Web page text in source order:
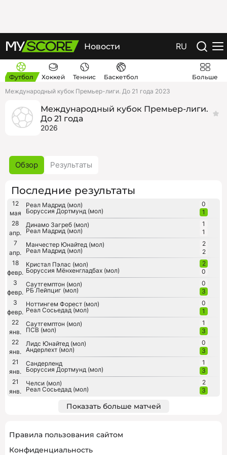
Новости RU
Футбол Хоккей Теннис Баскетбол
Больше
Международный кубок Премьер-лиги. До 21 года 2023
Международный кубок Премьер-лиги.
До 21 года
2026
Обзор Результаты
Последние результаты
12
мая
Реал Мадрид (мол)
Боруссия Дортмунд (мол)
0
1
28
апр.
Динамо Загреб (мол)
Реал Мадрид (мол)
1
1
7
апр.
Манчестер Юнайтед (мол)
Реал Мадрид (мол)
2
2
18
февр.
Кристал Пэлас (мол)
Боруссия Мёнхенгладбах (мол)
2
0
3
февр.
Саутгемптон (мол)
РБ Лейпциг (мол)
0
3
3
февр.
Ноттингем Форест (мол)
Реал Сосьедад (мол)
0
1
22
янв.
Саутгемптон (мол)
ПСВ (мол)
1
3
22
янв.
Лидс Юнайтед (мол)
Андерлехт (мол)
0
3
21
янв.
Сандерленд
Боруссия Дортмунд (мол)
1
3
21
янв.
Челси (мол)
Реал Сосьедад (мол)
2
3
Показать больше матчей
Правила пользования сайтом
Конфиденциальность